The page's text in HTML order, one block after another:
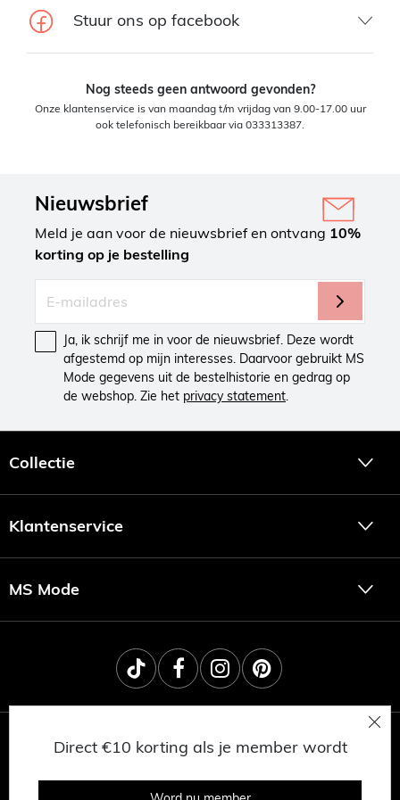
Stuur ons op facebook
Nog steeds geen antwoord gevonden?
Onze klantenservice is van maandag t/m vrijdag van 9.00-17.00 uur
ook telefonisch bereikbaar via 033313387.
Nieuwsbrief
Meld je aan voor de nieuwsbrief en ontvang 10%
korting op je bestelling
Ja, ik schrijf me in voor de nieuwsbrief. Deze wordt
afgestemd op mijn interesses. Daarvoor gebruikt MS
Mode gegevens uit de bestelhistorie en gedrag op
de webshop. Zie het privacy statement
Collectie
Klantenservice
MS Mode
Direct €10 korting als je member wordt